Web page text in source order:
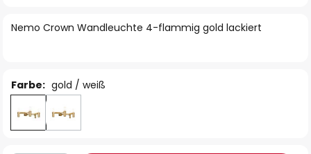
springen
Nemo Crown Wandleuchte 4-flammig gold lackiert
Farbe: gold / weiß